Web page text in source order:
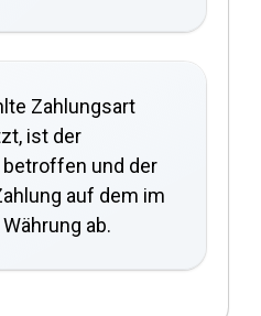
Zahlungsart
ist der
und der
auf dem im
ab.